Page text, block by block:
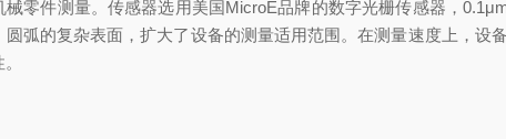
零件测量。传感器选用美国MicroE品牌的数字光栅传感器，
弧的复杂表面，扩大了设备的测量适用范围。在测量速度上，